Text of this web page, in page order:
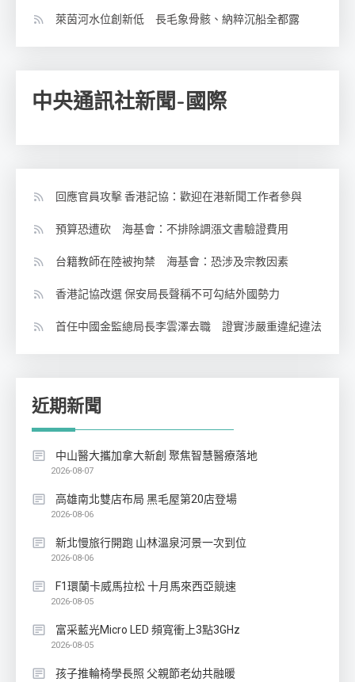
萊茵河水位創新低 長毛象骨骸、納粹沉船全都露
中央通訊社新聞-國際
回應官員攻擊 香港記協：歡迎在港新聞工作者參與
預算恐遭砍 海基會：不排除調漲文書驗證費用
台籍教師在陸被拘禁 海基會：恐涉及宗教因素
香港記協改選 保安局長聲稱不可勾結外國勢力
首任中國金監總局長李雲澤去職 證實涉嚴重違紀違法
近期新聞
中山醫大攜加拿大新創 聚焦智慧醫療落地
2026-08-07
高雄南北雙店布局 黑毛屋第20店登場
2026-08-06
新北慢旅行開跑 山林溫泉河景一次到位
2026-08-06
F1環蘭卡威馬拉松 十月馬來西亞競速
2026-08-05
富采藍光Micro LED 頻寬衝上3點3GHz
2026-08-05
孩子推輪椅學長照 父親節老幼共融暖